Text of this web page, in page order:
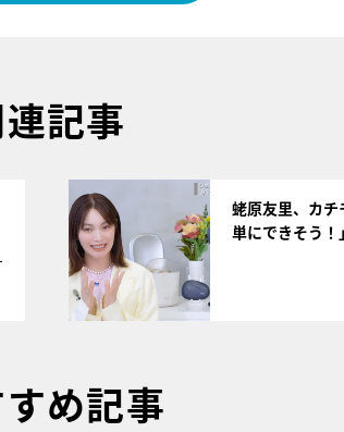
記事
蛯原友里、カ
単にできそう
め記事